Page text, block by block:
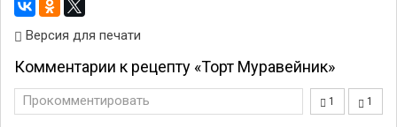
Версия для печати
Комментарии к рецепту «Торт Муравейник»
1 1
Прокомментировать